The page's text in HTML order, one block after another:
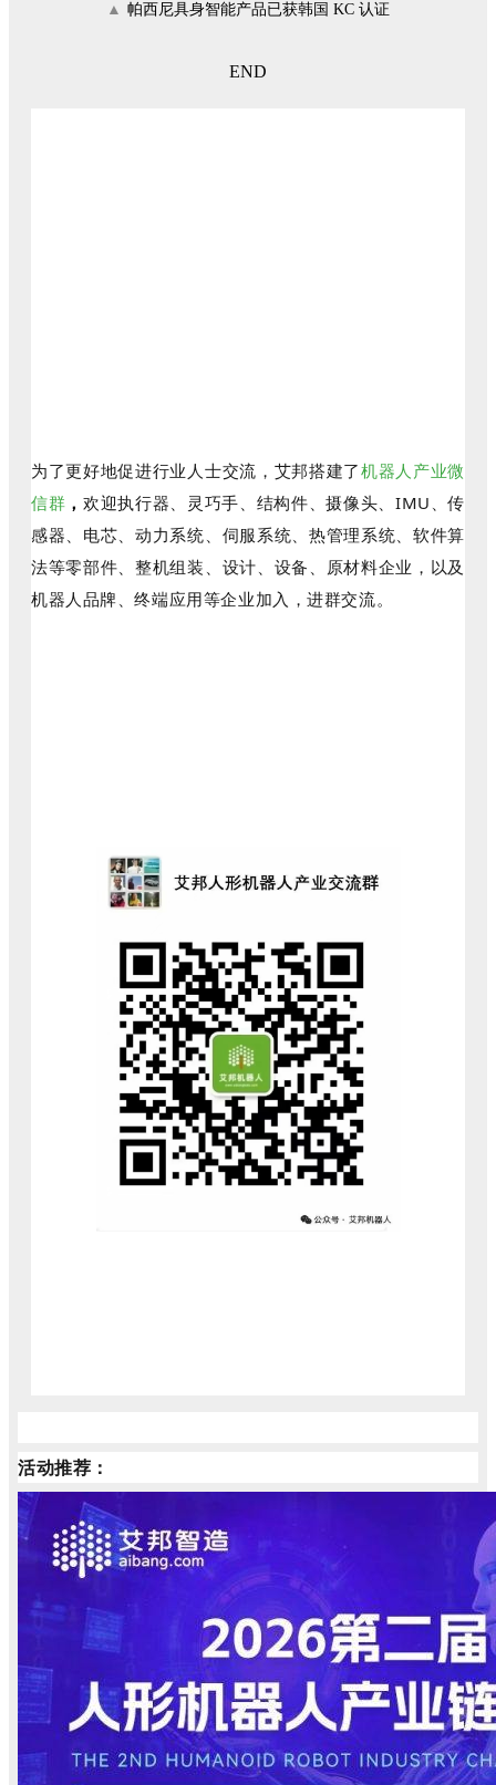
▲帕西尼具身智能产品已获韩国 KC 认证
END
为了更好地促进行业人士交流，艾邦搭建了机器人产业微
信群 ， 欢迎执行器、灵巧手、结构件、摄像头、IMU、传
感器、电芯、动力系统、伺服系统、热管理系统、软件算
法等零部件、整机组装、设计、设备、原材料企业，以及
机器人品牌、终端应用等企业加入，进群交流。
活动推荐：